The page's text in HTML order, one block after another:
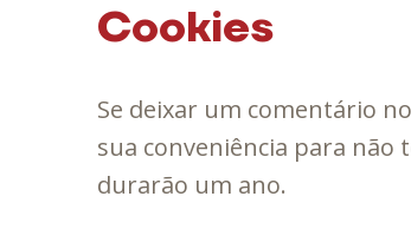
Cookies
Se deixar um comentário
sua conveniência para não
durarão um ano.